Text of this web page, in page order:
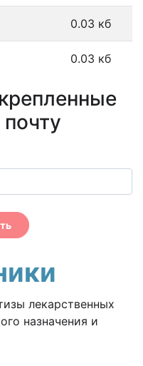
0.03 кб
0.03 кб
лекарственных
назначения и